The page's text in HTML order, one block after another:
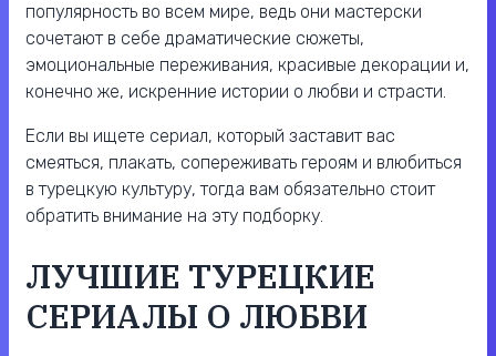
популярность во всем мире, ведь они мастерски
сочетают в себе драматические сюжеты,
эмоциональные переживания, красивые декорации и,
конечно же, искренние истории о любви и страсти.
Если вы ищете сериал, который заставит вас
смеяться, плакать, сопереживать героям и влюбиться
в турецкую культуру, тогда вам обязательно стоит
обратить внимание на эту подборку.
ЛУЧШИЕ ТУРЕЦКИЕ
СЕРИАЛЫ О ЛЮБВИ